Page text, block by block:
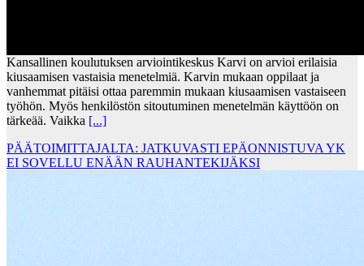
Kansallinen koulutuksen arviointikeskus Karvi on arvioi erilaisia
kiusaamisen vastaisia menetelmiä. Karvin mukaan oppilaat ja
vanhemmat pitäisi ottaa paremmin mukaan kiusaamisen vastaiseen
työhön. Myös henkilöstön sitoutuminen menetelmän käyttöön on
tärkeää. Vaikka [...]
PÄÄTOIMITTAJALTA: JATKUVASTI EPÄONNISTUVA YK
EI SOVELLU ENÄÄN RAUHANTEKIJÄKSI